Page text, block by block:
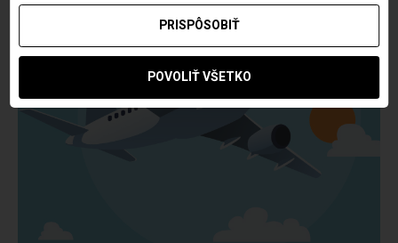
PRISPÔSOBIŤ
POVOLIŤ VŠETKO